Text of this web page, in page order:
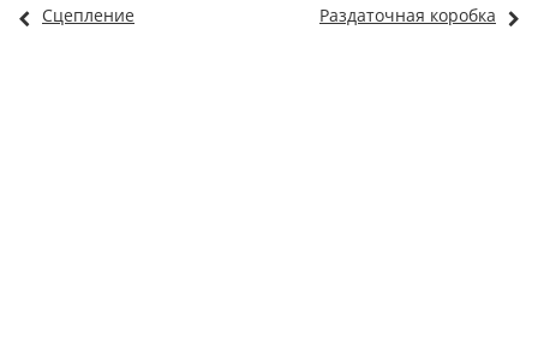
Сцепление Раздаточная коробка